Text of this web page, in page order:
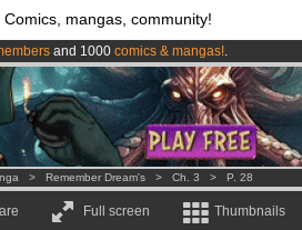
Comics, mangas, community!
and 1000 comics & mangas!.
is now LIVE!.
from3.95 euros per month !Get membership
> Remember Dream's > Ch. 3 > P. 28
Full screen Thumbnails